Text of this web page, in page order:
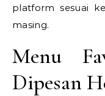
platform sesuai
masing.
Menu
Dipesan